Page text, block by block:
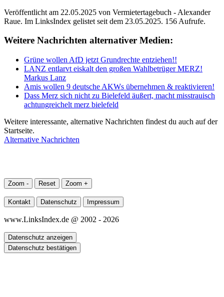
Veröffentlicht am 22.05.2025 von Vermietertagebuch - Alexander
Raue. Im LinksIndex gelistet seit dem 23.05.2025. 156 Aufrufe.
Weitere Nachrichten alternativer Medien:
Grüne wollen AfD jetzt Grundrechte entziehen!!
LANZ entlarvt eiskalt den großen Wahlbetrüger MERZ!
Markus Lanz
Amis wollen 9 deutsche AKWs übernehmen & reaktivieren!
Dass Merz sich nicht zu Bielefeld äußert, macht misstrauisch
achtungreichelt merz bielefeld
Weitere interessante, alternative Nachrichten findest du auch auf der
Startseite.
Alternative Nachrichten
Zoom - Reset Zoom +
Kontakt Datenschutz Impressum
www.LinksIndex.de @ 2002 - 2026
Datenschutz anzeigen
Datenschutz bestätigen